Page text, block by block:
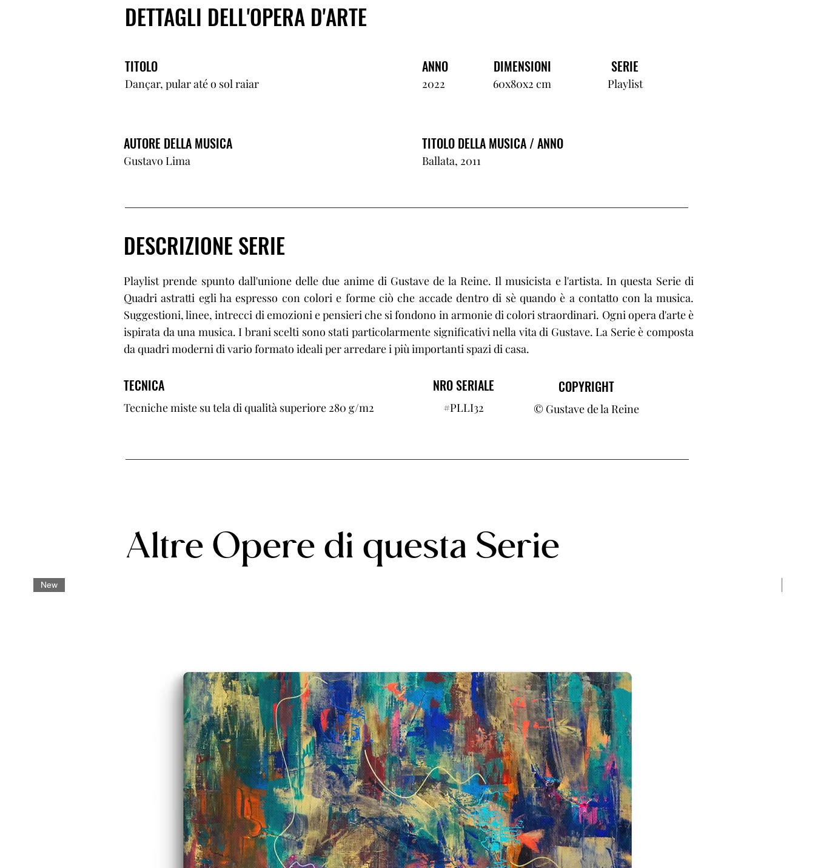
DETTAGLI DELL'OPERA D'ARTE
TITOLO
Dançar, pular até o sol raiar
AUTORE DELLA MUSICA
Gustavo Lima
ANNO
2022
DIMENSIONI
60x80x2 cm
SERIE
Playlist
TITOLO DELLA MUSICA / ANNO
Ballata, 2011
DESCRIZIONE SERIE
Playlist prende spunto dall'unione delle due anime di Gustave de la Reine. Il musicista e l'artista. In questa Serie di
Quadri astratti egli ha espresso con colori e forme ciò che accade dentro di sè quando è a contatto con la musica.
Suggestioni, linee, intrecci di emozioni e pensieri che si fondono in armonie di colori straordinari. Ogni opera d'arte è
ispirata da una musica. I brani scelti sono stati particolarmente significativi nella vita di Gustave. La Serie è composta
da quadri moderni di vario formato ideali per arredare i più importanti spazi di casa.
TECNICA
Tecniche miste su tela di qualità superiore 280 g/m2
NRO SERIALE
#PLLI32
COPYRIGHT
© Gustave de la Reine
Altre Opere di questa Serie
New